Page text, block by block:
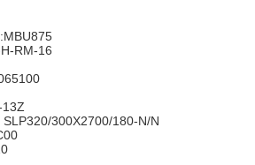
RM-16
13Z
300X2700/180-N/N